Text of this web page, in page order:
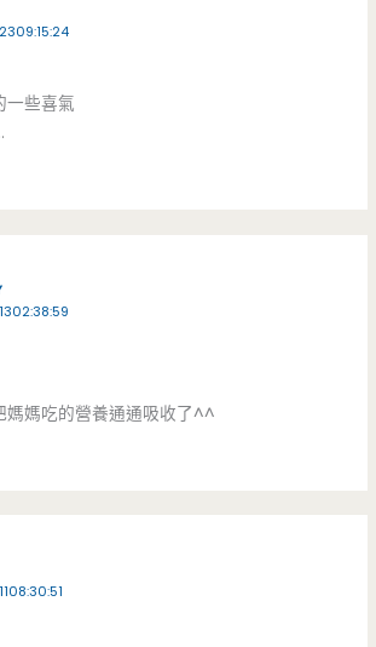
一些喜氣
媽媽吃的營養通通吸收了^^